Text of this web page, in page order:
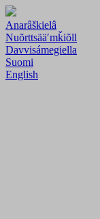
Anarâškielâ
Nuõrttsääʹmǩiõll
Davvisámegiella
Suomi
English